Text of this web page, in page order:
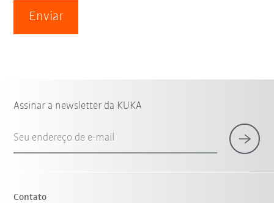
Enviar
Assinar a newsletter da KUKA
Seu endereço de e-mail
Contato